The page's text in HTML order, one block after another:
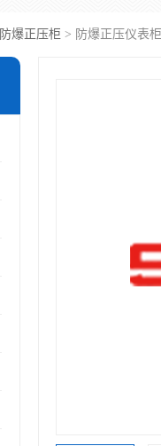
防爆正压柜 > 防爆正压仪表